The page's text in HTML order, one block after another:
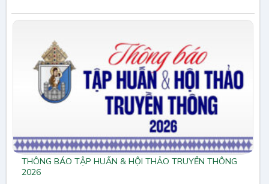
THÔNG BÁO TẬP HUẤN & HỘI THẢO TRUYỀN THÔNG
2026